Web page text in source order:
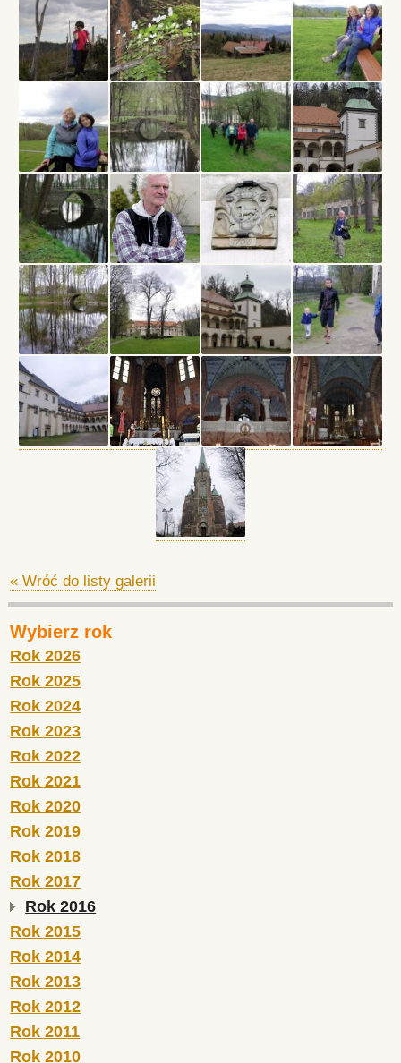
« Wróć do listy galerii
Wybierz rok
Rok 2026
Rok 2025
Rok 2024
Rok 2023
Rok 2022
Rok 2021
Rok 2020
Rok 2019
Rok 2018
Rok 2017
Rok 2016
Rok 2015
Rok 2014
Rok 2013
Rok 2012
Rok 2011
Rok 2010